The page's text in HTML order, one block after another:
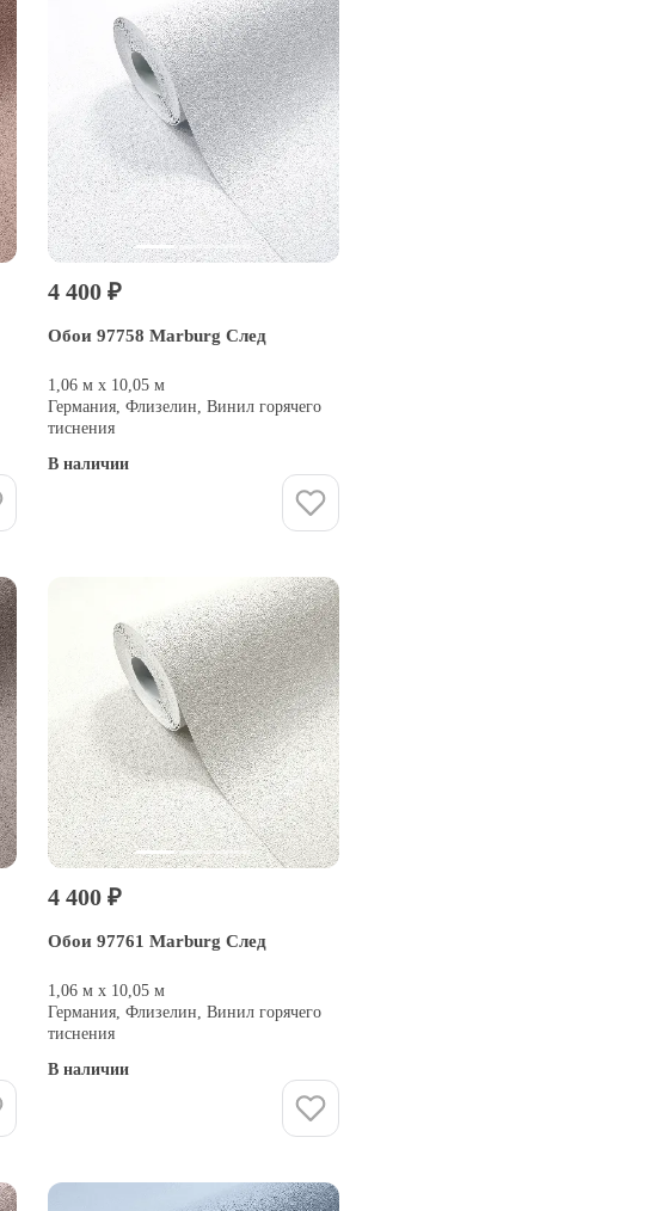
4 400 ₽
Обои 97758 Marburg След
1,06 м х 10,05 м
Германия, Флизелин, Винил горячего
тиснения
В наличии
4 400 ₽
Обои 97761 Marburg След
1,06 м х 10,05 м
Германия, Флизелин, Винил горячего
тиснения
В наличии